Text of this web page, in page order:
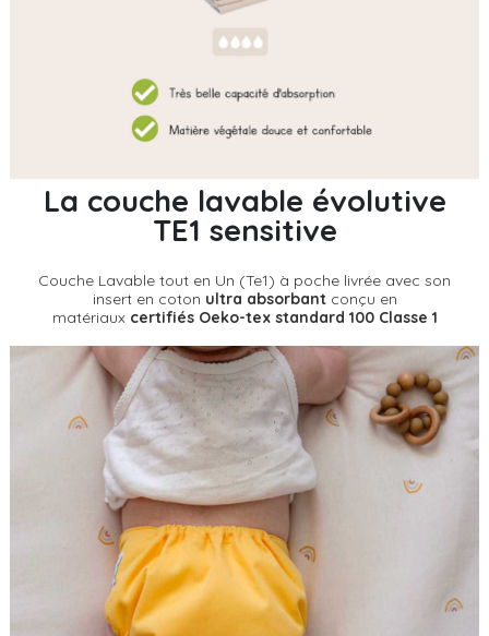
La couche lavable évolutive
TE1 sensitive
Couche Lavable tout en Un (Te1) à poche livrée avec son
insert en coton ultra absorbant conçu en
matériauxcertifiés Oeko-tex standard 100 Classe 1